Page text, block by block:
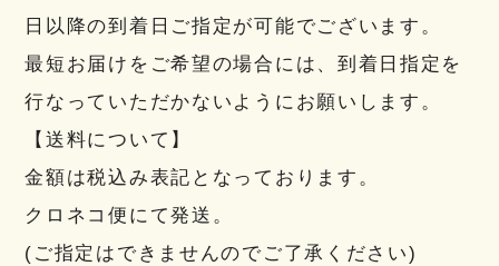
日以降の到着日ご指定が可能でございます。
最短お届けをご希望の場合には、到着日指定を
行なっていただかないようにお願いします。
【送料について】
金額は税込み表記となっております。
クロネコ便にて発送。
(ご指定はできませんのでご了承ください)